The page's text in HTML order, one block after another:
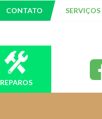
CONTATO SERVIÇOS
REPAROS